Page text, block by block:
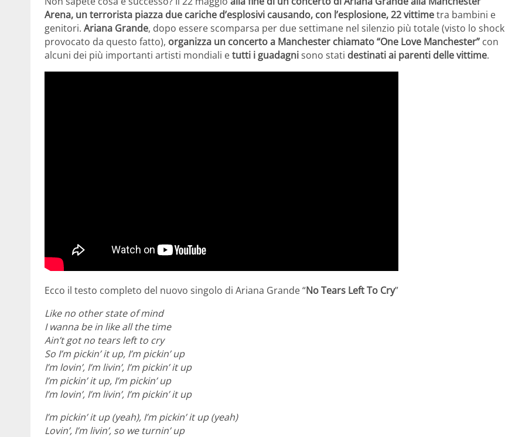
Arena, un terrorista piazza due cariche d’esplosivi causando, con l’esplosione, 22 vittimetra bambini e
genitori. Ariana Grande, dopo essere scomparsa per due settimane nel silenzio più totale (visto lo shock
provocato da questo fatto), organizza un concerto a Manchester chiamato “One Love Manchester” con
alcuni dei più importanti artisti mondiali etutti i guadagnisono stati destinati ai parenti delle vittime.
Ecco il testo completo del nuovo singolo di Ariana Grande “No Tears Left To Cry”
Like no other state of mind
I wanna be in like all the time
Ain’t got no tears left to cry
So I’m pickin’ it up, I’m pickin’ up
I’m lovin’, I’m livin’, I’m pickin’ it up
I’m pickin’ it up, I’m pickin’ up
I’m lovin’, I’m livin’, I’m pickin’ it up
I’m pickin’ it up (yeah), I’m pickin’ it up (yeah)
Lovin’, I’m livin’, so we turnin’ up